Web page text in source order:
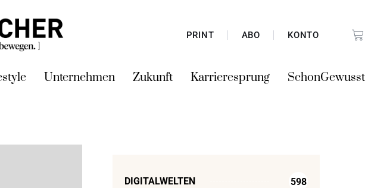
PRINT ABO KONTO
Unternehmen Zukunft Karrieresprung SchonGewusst
DIGITALWELTEN 598